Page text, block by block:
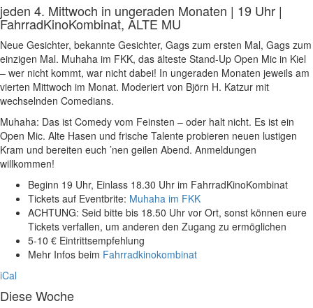
jeden 4. Mittwoch in ungeraden Monaten | 19 Uhr |
FahrradKinoKombinat, ALTE MU
Neue Gesichter, bekannte Gesichter, Gags zum ersten Mal, Gags zum
einzigen Mal. Muhaha im FKK, das älteste Stand-Up Open Mic in Kiel
– wer nicht kommt, war nicht dabei! In ungeraden Monaten jeweils am
vierten Mittwoch im Monat. Moderiert von Björn H. Katzur mit
wechselnden Comedians.
Muhaha: Das ist Comedy vom Feinsten – oder halt nicht. Es ist ein
Open Mic. Alte Hasen und frische Talente probieren neuen lustigen
Kram und bereiten euch ’nen geilen Abend. Anmeldungen
willkommen!
Beginn 19 Uhr, Einlass 18.30 Uhr im FahrradKinoKombinat
Tickets auf Eventbrite: Muhaha im FKK
ACHTUNG: Seid bitte bis 18.50 Uhr vor Ort, sonst können eure
Tickets verfallen, um anderen den Zugang zu ermöglichen
5-10 € Eintrittsempfehlung
Mehr Infos beim Fahrradkinokombinat
iCal
Diese Woche